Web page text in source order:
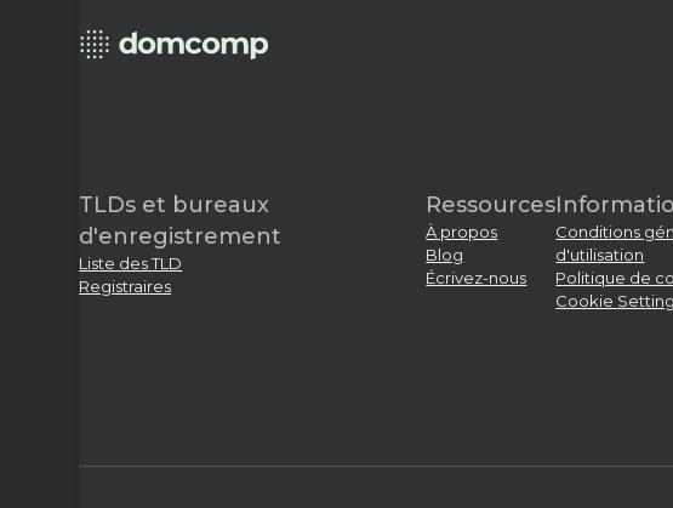
TLDs et bureaux
d'enregistrement
Liste des TLD
Registraires
Ressources
À propos
Blog
Écrivez-nous
Conditions
d'utilisation
Politique de
Cookie